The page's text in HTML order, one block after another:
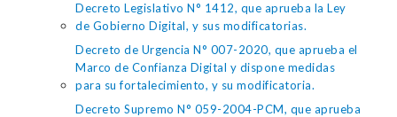
Decreto Legislativo N° 1412, que aprueba la Ley
de Gobierno Digital, y sus modificatorias.
Decreto de Urgencia N° 007-2020, que aprueba el
Marco de Confianza Digital y dispone medidas
para su fortalecimiento, y su modificatoria.
Decreto Supremo N° 059-2004-PCM, que aprueba